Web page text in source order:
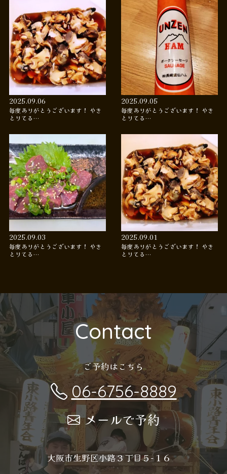
2025.09.06
毎度ありがとうございます！ やき
とりてる…
2025.09.05
毎度ありがとうございます！ やき
とりてる…
2025.09.03
毎度ありがとうございます！ やき
とりてる…
2025.09.01
毎度ありがとうございます！ やき
とりてる…
Contact
ご予約はこちら
06-6756-8889
メールで予約
大阪市生野区小路３丁目５−１６